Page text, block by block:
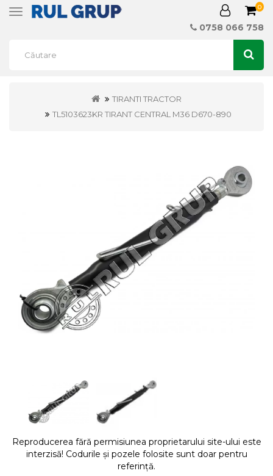
Toggle
0
0758 066 758
TIRANTI TRACTOR
TL5103623KR TIRANT CENTRAL M36 D670-890
Reproducerea fără permisiunea proprietarului site-ului este
interzisă! Codurile și pozele folosite sunt doar pentru
referință.